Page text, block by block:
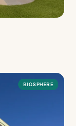
BIOSPHERE